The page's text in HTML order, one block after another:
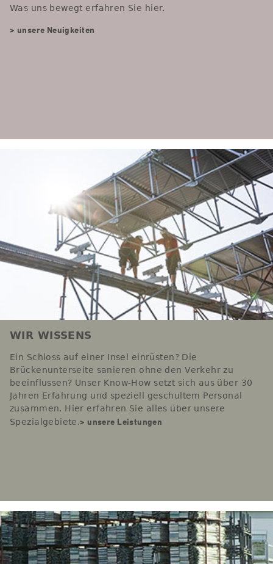
Was uns bewegt erfahren Sie hier.
> unsere Neuigkeiten
WIR WISSENS
Ein Schloss auf einer Insel einrüsten? Die
Brückenunterseite sanieren ohne den Verkehr zu
beeinflussen? Unser Know-How setzt sich aus über 30
Jahren Erfahrung und speziell geschultem Personal
zusammen. Hier erfahren Sie alles über unsere
Spezialgebiete.> unsere Leistungen